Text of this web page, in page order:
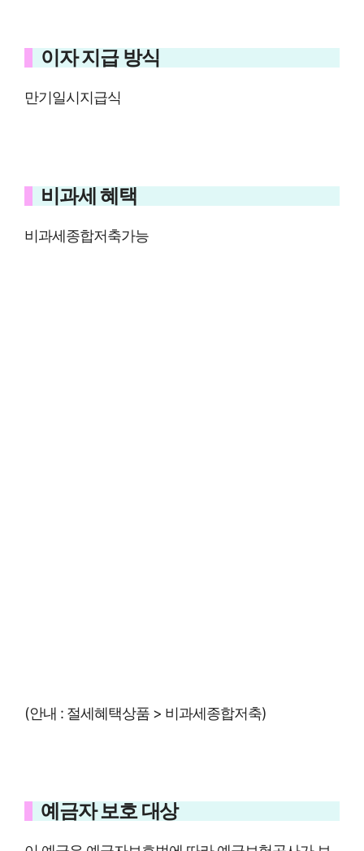
이자 지급 방식
만기일시지급식
비과세 혜택
비과세종합저축가능
(안내 : 절세혜택상품 > 비과세종합저축)
예금자 보호 대상